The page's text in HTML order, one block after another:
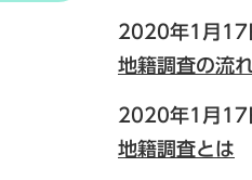
2020年1月17
地籍調査の流れ
2020年1月17
地籍調査とは